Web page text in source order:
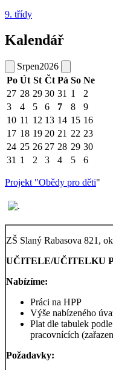
9. třídy
Kalendář
Srpen2026
Po Út St Čt Pá So Ne
27 28 29 30 31 1
2
3
4 5 6 7 8
9
10 11 12 13 14 15 16
17 18 19 20 21 22 23
24 25 26 27 28 29 30
31 1 2 3 4 5 6
Projekt "Obědy pro děti"
ZŠ Slaný Rabasova 821,
UČITELE/UČITELKU
Nabízíme:
Práci na HPP
Výše nabízeného
Plat dle tabulek
pracovnících
Požadavky: